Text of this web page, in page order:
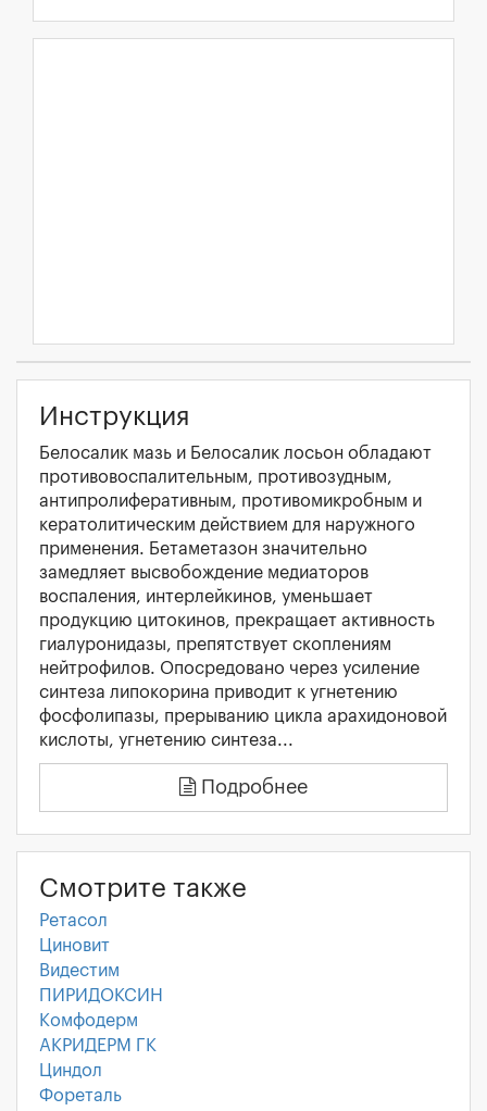
Инструкция
Белосалик мазь и Белосалик лосьон обладают
противовоспалительным, противозудным,
антипролиферативным, противомикробным и
кератолитическим действием для наружного
применения. Бетаметазон значительно
замедляет высвобождение медиаторов
воспаления, интерлейкинов, уменьшает
продукцию цитокинов, прекращает активность
гиалуронидазы, препятствует скоплениям
нейтрофилов. Опосредовано через усиление
синтеза липокорина приводит к угнетению
фосфолипазы, прерыванию цикла арахидоновой
кислоты, угнетению синтеза...
Подробнее
Смотрите также
Ретасол
Циновит
Видестим
ПИРИДОКСИН
Комфодерм
АКРИДЕРМ ГК
Циндол
Фореталь